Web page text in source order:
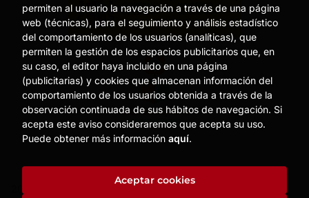
2026 ©
. Todos los Derechos Reservados |
permiten al usuario la navegación a través de una página
web (técnicas), para el seguimiento y análisis estadístico
del comportamiento de los usuarios (analíticas), que
permiten la gestión de los espacios publicitarios que, en
su caso, el editor haya incluido en una página
(publicitarias) y cookies que almacenan información del
comportamiento de los usuarios obtenida a través de la
observación continuada de sus hábitos de navegación. Si
acepta este aviso consideraremos que acepta su uso.
Puede obtener más información aquí.
Aceptar cookies